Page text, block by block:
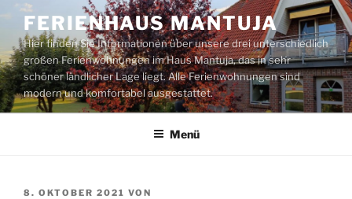
Zum
Inhalt
springen
FERIENHAUS MANTUJA
Hier finden Sie Informationen über unsere drei unterschiedlich
großen Ferienwohnungen im Haus Mantuja, das in sehr
schöner ländlicher Lage liegt. Alle Ferienwohnungen sind
modern und komfortabel ausgestattet.
Menü
VERÖFFENTLICHT
8. OKTOBER 2021 VON